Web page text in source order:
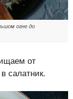
огне до
от
салатник.